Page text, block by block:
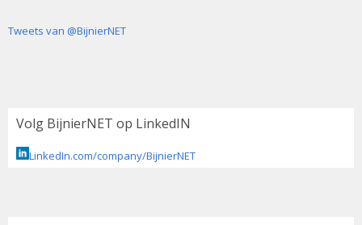
Tweets van @BijnierNET
Volg BijnierNET op LinkedIN
LinkedIn.com/company/BijnierNET